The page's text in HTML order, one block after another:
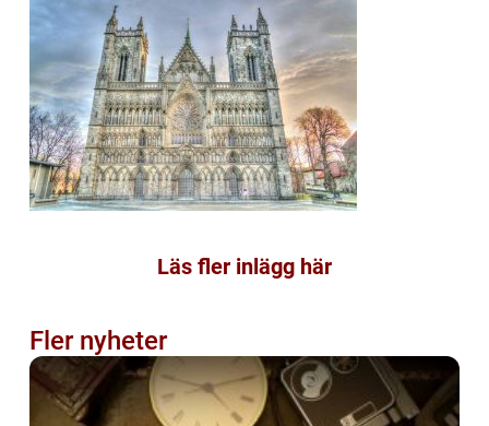
Läs fler inlägg här
Fler nyheter